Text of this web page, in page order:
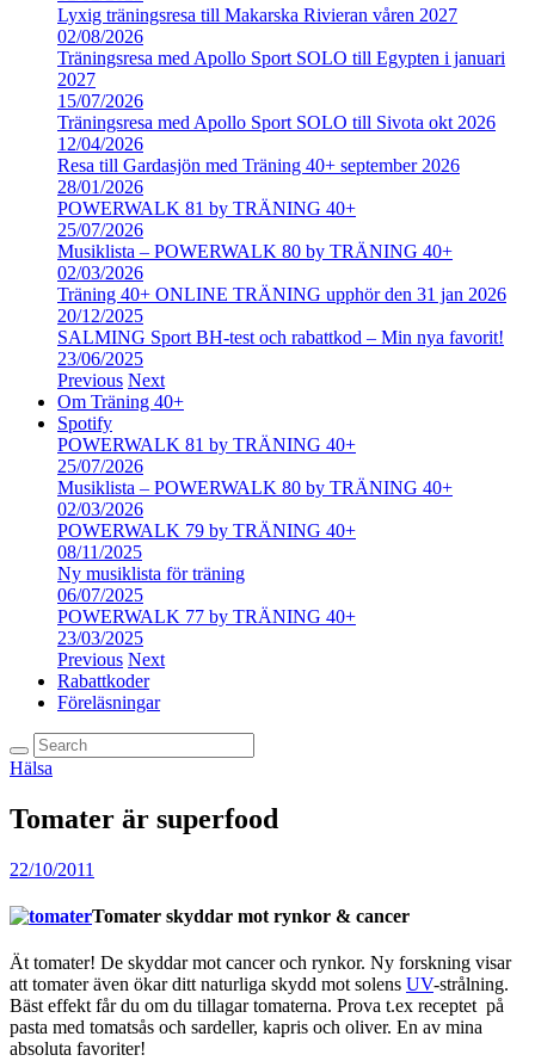
Lyxig träningsresa till Makarska Rivieran våren 2027
02/08/2026
Träningsresa med Apollo Sport SOLO till Egypten i januari
2027
15/07/2026
Träningsresa med Apollo Sport SOLO till Sivota okt 2026
12/04/2026
Resa till Gardasjön med Träning 40+ september 2026
28/01/2026
POWERWALK 81 by TRÄNING 40+
25/07/2026
Musiklista – POWERWALK 80 by TRÄNING 40+
02/03/2026
Träning 40+ ONLINE TRÄNING upphör den 31 jan 2026
20/12/2025
SALMING Sport BH-test och rabattkod – Min nya favorit!
23/06/2025
Previous Next
Om Träning 40+
Spotify
POWERWALK 81 by TRÄNING 40+
25/07/2026
Musiklista – POWERWALK 80 by TRÄNING 40+
02/03/2026
POWERWALK 79 by TRÄNING 40+
08/11/2025
Ny musiklista för träning
06/07/2025
POWERWALK 77 by TRÄNING 40+
23/03/2025
Previous Next
Rabattkoder
Föreläsningar
Hälsa
Tomater är superfood
22/10/2011
Tomater skyddar mot rynkor & cancer
Ät tomater! De skyddar mot cancer och rynkor. Ny forskning visar
att tomater även ökar ditt naturliga skydd mot solens UV-strålning.
Bäst effekt får du om du tillagar tomaterna. Prova t.ex receptet på
pasta med tomatsås och sardeller, kapris och oliver. En av mina
absoluta favoriter!